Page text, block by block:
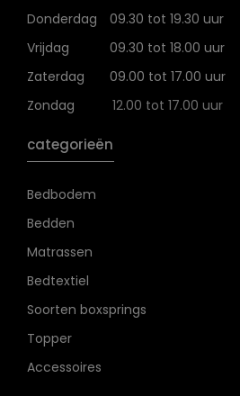
Donderdag
09.30 tot 19.30 uur
Vrijdag
09.30 tot 18.00 uur
Zaterdag
09.00 tot 17.00 uur
Zondag
12.00 tot 17.00 uur
categorieën
Bedbodem
Bedden
Matrassen
Bedtextiel
Soorten boxsprings
Topper
Accessoires